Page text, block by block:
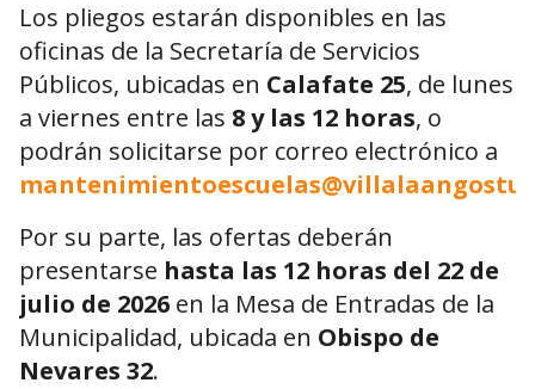
Los pliegos estarán disponibles en las
oficinas de la Secretaría de Servicios
Públicos, ubicadas en Calafate 25, de lunes
a viernes entre las 8 y las 12 horas, o
podrán solicitarse por correo electrónico a
Por su parte, las ofertas deberán
presentarse hasta las 12 horas del 22 de
julio de 2026 en la Mesa de Entradas de la
Municipalidad, ubicada en Obispo de
Nevares 32.